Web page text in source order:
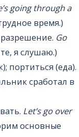
going through a
время.)
Go
я слушаю.)
портиться (еда).
сработал в
Let’s go over
основные